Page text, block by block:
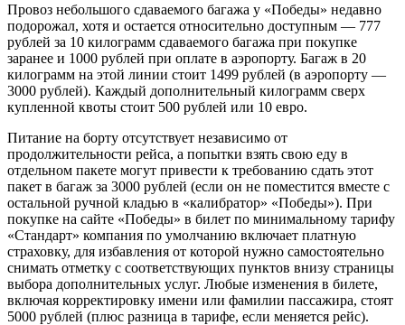
Провоз небольшого сдаваемого багажа у «Победы» недавно
подорожал, хотя и остается относительно доступным — 777
рублей за 10 килограмм сдаваемого багажа при покупке
заранее и 1000 рублей при оплате в аэропорту. Багаж в 20
килограмм на этой линии стоит 1499 рублей (в аэропорту —
3000 рублей). Каждый дополнительный килограмм сверх
купленной квоты стоит 500 рублей или 10 евро.
Питание на борту отсутствует независимо от
продолжительности рейса, а попытки взять свою еду в
отдельном пакете могут привести к требованию сдать этот
пакет в багаж за 3000 рублей (если он не поместится вместе с
остальной ручной кладью в «калибратор» «Победы»). При
покупке на сайте «Победы» в билет по минимальному тарифу
«Стандарт» компания по умолчанию включает платную
страховку, для избавления от которой нужно самостоятельно
снимать отметку с соответствующих пунктов внизу страницы
выбора дополнительных услуг. Любые изменения в билете,
включая корректировку имени или фамилии пассажира, стоят
5000 рублей (плюс разница в тарифе, если меняется рейс).